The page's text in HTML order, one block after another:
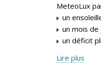
MeteoLux
un
un mois de
un déficit
Lire plus